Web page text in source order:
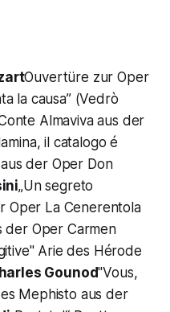
Ouvertüre zur Oper
la causa” (Vedrò
Almaviva aus der
il catalogo é
der Oper Don
„Un segreto
Oper La Cenerentola
der Oper Carmen
Arie des Hérode
Gounod"Vous,
Mephisto aus der